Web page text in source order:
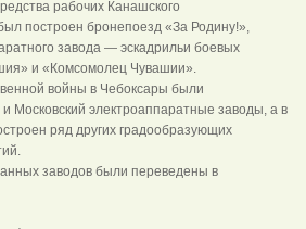
рабочих Канашского
построен бронепоезд «За Родину!»,
завода — эскадрильи боевых
и «Комсомолец Чувашии».
войны в Чебоксары были
Московский электроаппаратные заводы, а в
ряд других градообразующих
заводов были переведены в